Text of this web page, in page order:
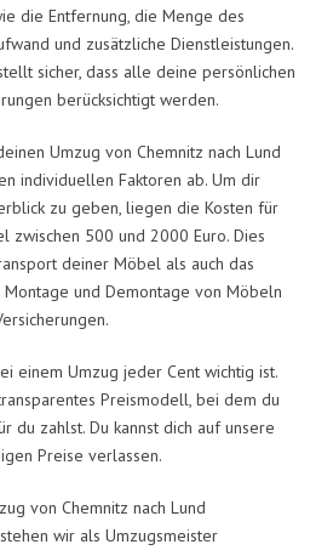
die Entfernung, die Menge des
und zusätzliche Dienstleistungen.
sicher, dass alle deine persönlichen
berücksichtigt werden.
Umzug von Chemnitz nach Lund
individuellen Faktoren ab. Um dir
zu geben, liegen die Kosten für
zwischen 500 und 2000 Euro. Dies
deiner Möbel als auch das
Montage und Demontage von Möbeln
einem Umzug jeder Cent wichtig ist.
Preismodell, bei dem du
du zahlst. Du kannst dich auf unsere
Preise verlassen.
von Chemnitz nach Lund
wir als Umzugsmeister